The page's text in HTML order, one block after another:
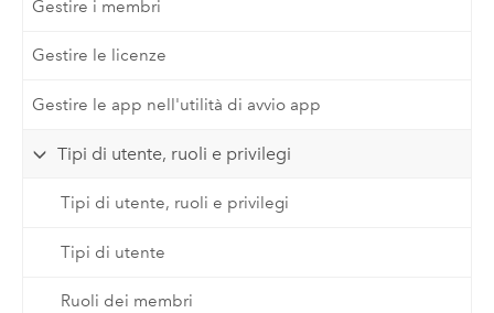
Gestire i membri
Gestire le licenze
Gestire le app nell'utilità di avvio app
Tipi di utente, ruoli e privilegi
Tipi di utente, ruoli e privilegi
Tipi di utente
Ruoli dei membri